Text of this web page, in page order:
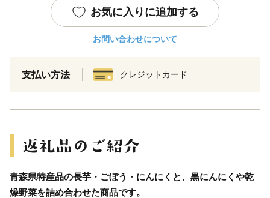
お気に入りに追加する
お問い合わせについて
支払い方法 クレジットカード
青森県特産品の長芋・ごぼう・にんにくと、黒にんにくや乾
燥野菜を詰め合わせた商品です。